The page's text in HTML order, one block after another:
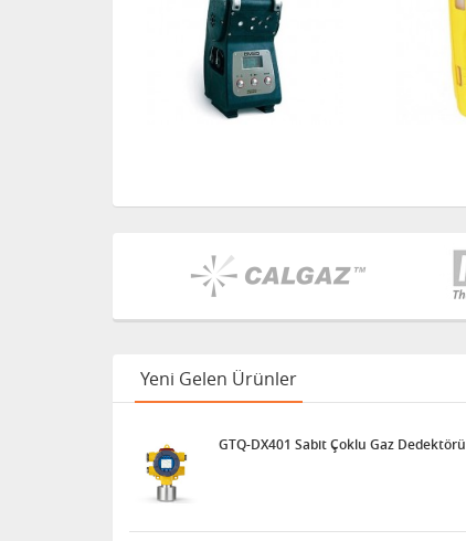
Yeni Gelen Ürünler
GTQ-DX401 Sabit Çoklu Gaz Dedektörü